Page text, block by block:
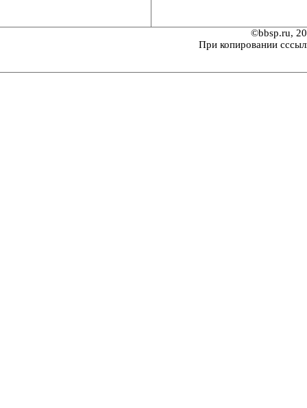
©bbsp.ru,
При копировании